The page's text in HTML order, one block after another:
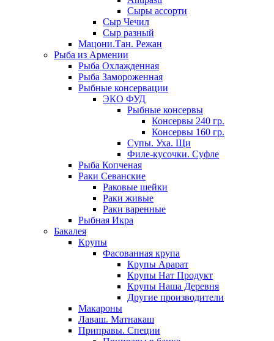
Сыры ассорти
Сыр Чечил
Сыр разный
Мацони.Тан. Режан
Рыба из Армении
Рыба Охлажденная
Рыба Замороженная
Рыбные консервации
ЭКО ФУД
Рыбные консервы
Консервы 240 гр.
Консервы 160 гр.
Супы. Уха. Щи
Филе-кусочки. Суфле
Рыба Копченая
Раки Севанские
Раковые шейки
Раки живые
Раки варенные
Рыбная Икра
Бакалея
Крупы
Фасованная крупа
Крупы Арарат
Крупы Нат Продукт
Крупы Наша Деревня
Другие производители
Макароны
Лаваш. Матнакаш
Приправы. Специи